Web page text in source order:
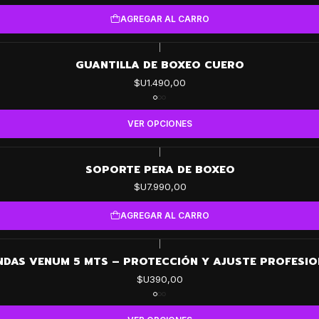
AGREGAR AL CARRO
GUANTILLA DE BOXEO CUERO
$U1.490,00
VER OPCIONES
SOPORTE PERA DE BOXEO
$U7.990,00
AGREGAR AL CARRO
VENUM 5 MTS – PROTECCIÓN Y AJUSTE
$U390,00